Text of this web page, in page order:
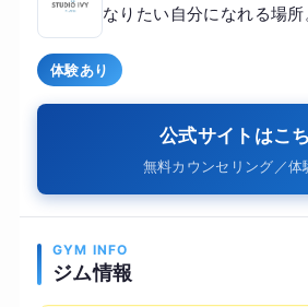
なりたい自分になれる場所
体験あり
公式サイトはこ
無料カウンセリング／体
GYM INFO
ジム情報